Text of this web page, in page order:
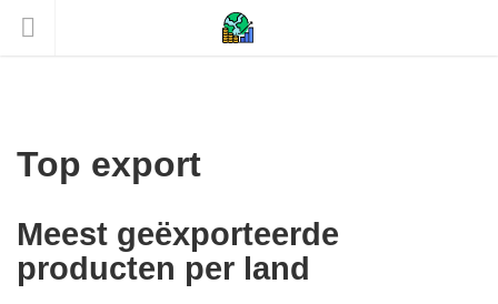
Top export
Meest geëxporteerde
producten per land